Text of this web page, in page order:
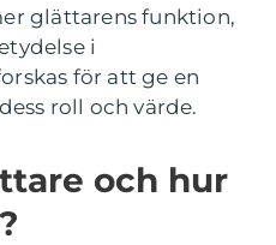
glättarens funktion,
i
för att ge en
roll och värde.
och hur